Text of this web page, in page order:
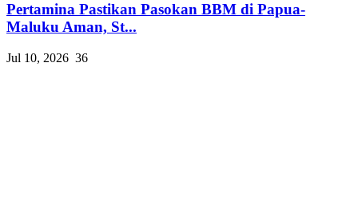
Pertamina Pastikan Pasokan BBM di Papua-
Maluku Aman, St...
Jul 10, 2026 36